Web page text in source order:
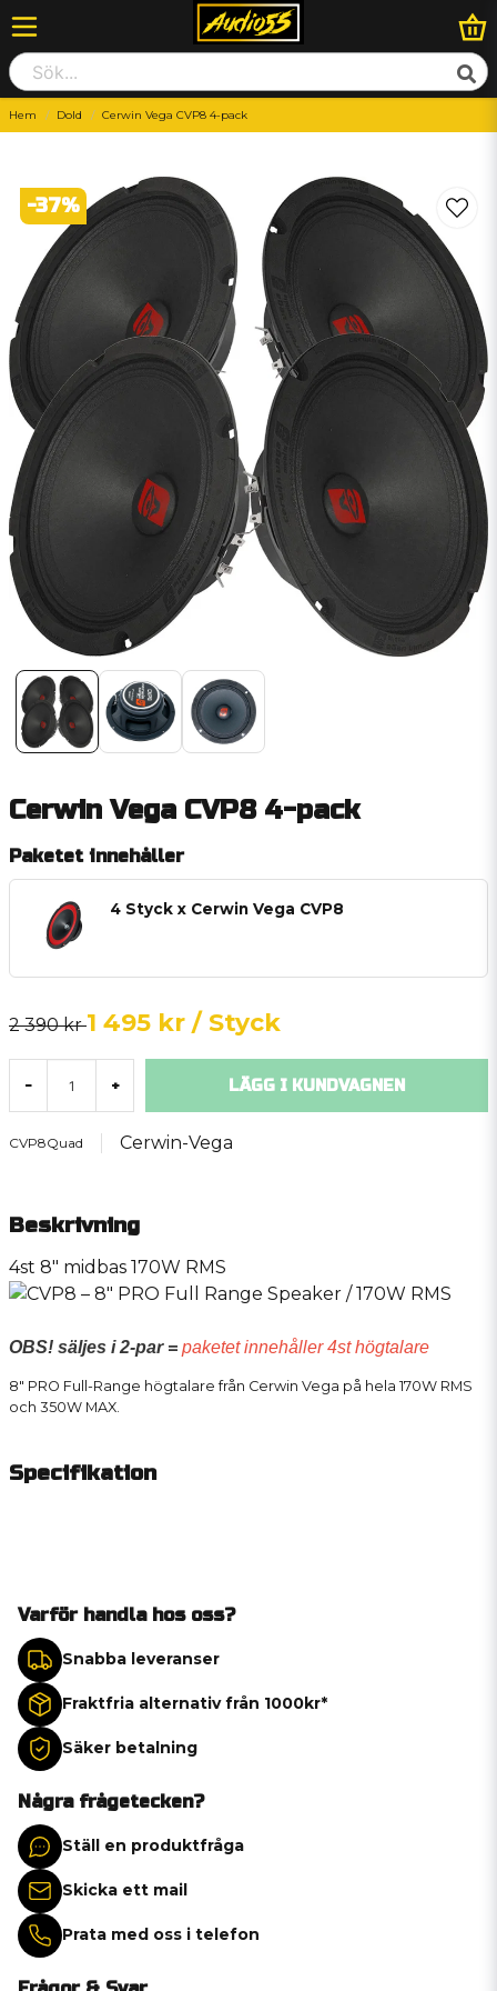
Hem Dold Cerwin Vega CVP8 4-pack
-37%
Cerwin Vega CVP8 4-pack
Paketet innehåller
4 Styck x Cerwin Vega CVP8
2 390 kr1 495 kr / Styck
- + LÄGG I KUNDVAGNEN
CVP8Quad Cerwin-Vega
Beskrivning
4st 8" midbas 170W RMS
OBS! säljes i 2-par = paketet innehåller 4st högtalare
8" PRO Full-Range högtalare från Cerwin Vega på hela 170W RMS
och 350W MAX.
Specifikation
Varför handla hos oss?
Snabba leveranser
Fraktfria alternativ från 1000kr*
Säker betalning
Några frågetecken?
Ställ en produktfråga
Skicka ett mail
Prata med oss i telefon